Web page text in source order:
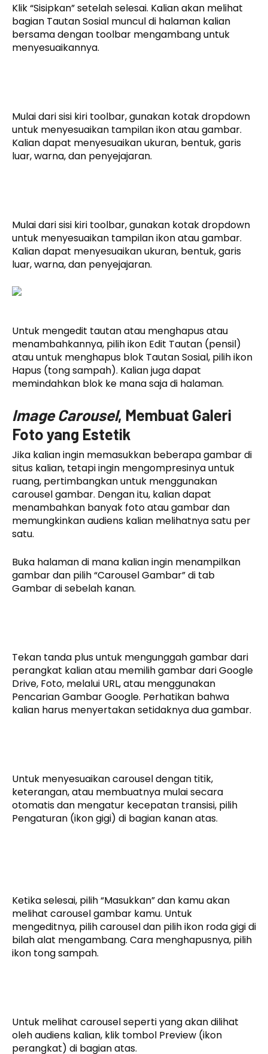
Klik “Sisipkan” setelah selesai. Kalian akan melihat
bagian Tautan Sosial muncul di halaman kalian
bersama dengan toolbar mengambang untuk
menyesuaikannya.
Mulai dari sisi kiri toolbar, gunakan kotak dropdown
untuk menyesuaikan tampilan ikon atau gambar.
Kalian dapat menyesuaikan ukuran, bentuk, garis
luar, warna, dan penyejajaran.
Mulai dari sisi kiri toolbar, gunakan kotak dropdown
untuk menyesuaikan tampilan ikon atau gambar.
Kalian dapat menyesuaikan ukuran, bentuk, garis
luar, warna, dan penyejajaran.
Untuk mengedit tautan atau menghapus atau
menambahkannya, pilih ikon Edit Tautan (pensil)
atau untuk menghapus blok Tautan Sosial, pilih ikon
Hapus (tong sampah). Kalian juga dapat
memindahkan blok ke mana saja di halaman.
Image Carousel, Membuat Galeri
Foto yang Estetik
Jika kalian ingin memasukkan beberapa gambar di
situs kalian, tetapi ingin mengompresinya untuk
ruang, pertimbangkan untuk menggunakan
carousel gambar. Dengan itu, kalian dapat
menambahkan banyak foto atau gambar dan
memungkinkan audiens kalian melihatnya satu per
satu.
Buka halaman di mana kalian ingin menampilkan
gambar dan pilih “Carousel Gambar” di tab
Gambar di sebelah kanan.
Tekan tanda plus untuk mengunggah gambar dari
perangkat kalian atau memilih gambar dari Google
Drive, Foto, melalui URL, atau menggunakan
Pencarian Gambar Google. Perhatikan bahwa
kalian harus menyertakan setidaknya dua gambar.
Untuk menyesuaikan carousel dengan titik,
keterangan, atau membuatnya mulai secara
otomatis dan mengatur kecepatan transisi, pilih
Pengaturan (ikon gigi) di bagian kanan atas.
Ketika selesai, pilih “Masukkan” dan kamu akan
melihat carousel gambar kamu. Untuk
mengeditnya, pilih carousel dan pilih ikon roda gigi di
bilah alat mengambang. Cara menghapusnya, pilih
ikon tong sampah.
Untuk melihat carousel seperti yang akan dilihat
oleh audiens kalian, klik tombol Preview (ikon
perangkat) di bagian atas.